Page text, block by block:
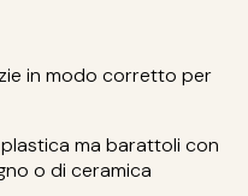
in modo corretto per
ma barattoli con
o di ceramica